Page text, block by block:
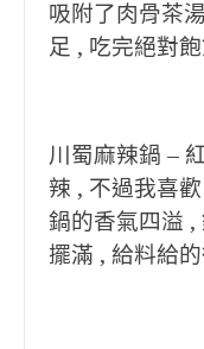
吸附了肉骨茶
足 , 吃完絕對
川蜀麻辣鍋 –
辣 , 不過我喜
鍋的香氣四溢 ,
擺滿 , 給料給